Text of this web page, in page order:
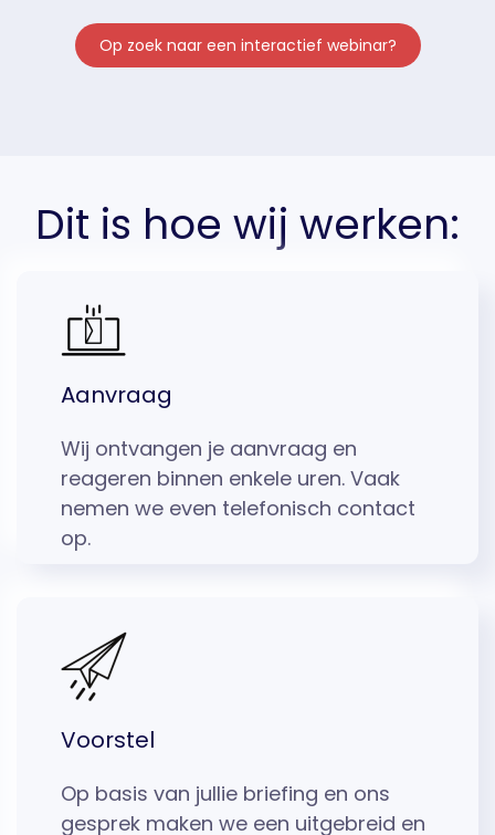
Op zoek naar een interactief webinar?
Dit is hoe wij werken:
Aanvraag
Wij ontvangen je aanvraag en
reageren binnen enkele uren. Vaak
nemen we even telefonisch contact
op.
Voorstel
Op basis van jullie briefing en ons
gesprek maken we een uitgebreid en